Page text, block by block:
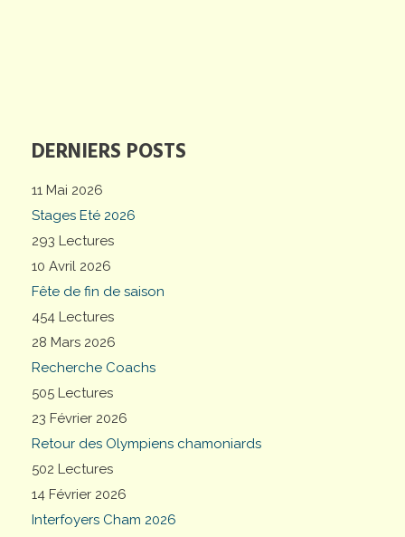
DERNIERS POSTS
11 Mai 2026
Stages Eté 2026
293 Lectures
10 Avril 2026
Fête de fin de saison
454 Lectures
28 Mars 2026
Recherche Coachs
505 Lectures
23 Février 2026
Retour des Olympiens chamoniards
502 Lectures
14 Février 2026
Interfoyers Cham 2026